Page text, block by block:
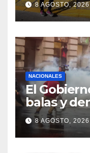
8 AGOSTO, 2026
NACIONALES
El
balas y
protesta
8 AGOSTO, 2026